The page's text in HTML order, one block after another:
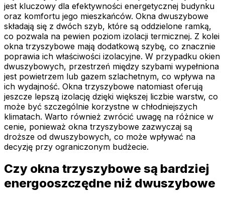
jest kluczowy dla efektywności energetycznej budynku
oraz komfortu jego mieszkańców. Okna dwuszybowe
składają się z dwóch szyb, które są oddzielone ramką,
co pozwala na pewien poziom izolacji termicznej. Z kolei
okna trzyszybowe mają dodatkową szybę, co znacznie
poprawia ich właściwości izolacyjne. W przypadku okien
dwuszybowych, przestrzeń między szybami wypełniona
jest powietrzem lub gazem szlachetnym, co wpływa na
ich wydajność. Okna trzyszybowe natomiast oferują
jeszcze lepszą izolację dzięki większej liczbie warstw, co
może być szczególnie korzystne w chłodniejszych
klimatach. Warto również zwrócić uwagę na różnice w
cenie, ponieważ okna trzyszybowe zazwyczaj są
droższe od dwuszybowych, co może wpływać na
decyzję przy ograniczonym budżecie.
Czy okna trzyszybowe są bardziej
energooszczędne niż dwuszybowe